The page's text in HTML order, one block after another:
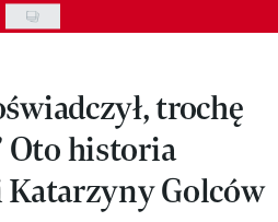
trochę
Oto historia
Katarzyny Golców